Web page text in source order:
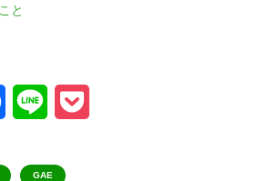
と
c n
GAE